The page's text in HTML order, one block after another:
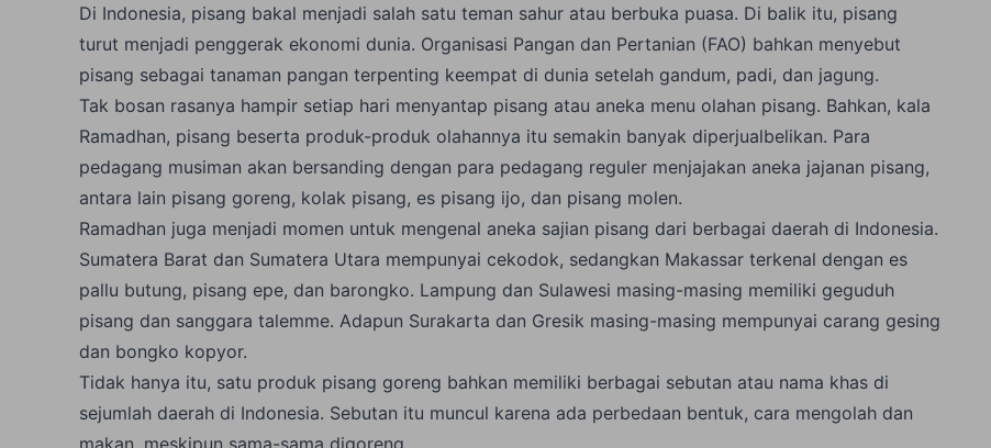
Di Indonesia, pisang bakal menjadi salah satu teman sahur atau berbuka puasa. Di balik itu, pisang
turut menjadi penggerak ekonomi dunia. Organisasi Pangan dan Pertanian (FAO) bahkan menyebut
pisang sebagai tanaman pangan terpenting keempat di dunia setelah gandum, padi, dan jagung.
Tak bosan rasanya hampir setiap hari menyantap pisang atau aneka menu olahan pisang. Bahkan, kala
Ramadhan, pisang beserta produk-produk olahannya itu semakin banyak diperjualbelikan. Para
pedagang musiman akan bersanding dengan para pedagang reguler menjajakan aneka jajanan pisang,
antara lain pisang goreng, kolak pisang, es pisang ijo, dan pisang molen.
Ramadhan juga menjadi momen untuk mengenal aneka sajian pisang dari berbagai daerah di Indonesia.
Sumatera Barat dan Sumatera Utara mempunyai cekodok, sedangkan Makassar terkenal dengan es
pallu butung, pisang epe, dan barongko. Lampung dan Sulawesi masing-masing memiliki geguduh
pisang dan sanggara talemme. Adapun Surakarta dan Gresik masing-masing mempunyai carang gesing
dan bongko kopyor.
Tidak hanya itu, satu produk pisang goreng bahkan memiliki berbagai sebutan atau nama khas di
sejumlah daerah di Indonesia. Sebutan itu muncul karena ada perbedaan bentuk, cara mengolah dan
makan, meskipun sama-sama digoreng.